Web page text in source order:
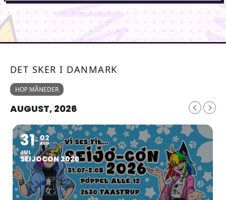
DET SKER I DANMARK
HOP MÅNEDER
AUGUST, 2026
31
JUL
02
AUG
SEIJOCON 2026